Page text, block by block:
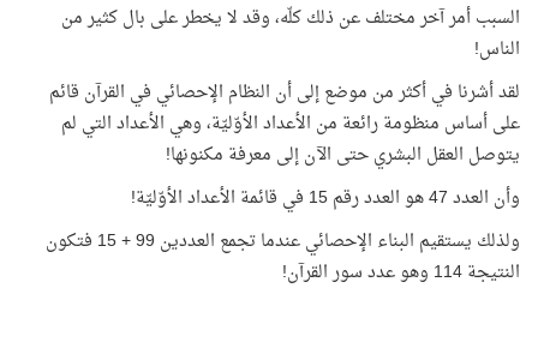
السبب أمر آخر مختلف عن ذلك كلّه، وقد لا يخطر على بال كثير من
الناس!
لقد أشرنا في أكثر من موضع إلى أن النظام الإحصائي في القرآن قائم
على أساس منظومة رائعة من الأعداد الأوّليّة، وهي الأعداد التي لم
يتوصل العقل البشري حتى الآن إلى معرفة مكنونها!
وأن العدد 47 هو العدد رقم 15 في قائمة الأعداد الأوّليّة!
ولذلك يستقيم البناء الإحصائي عندما تجمع العددين 99 + 15 فتكون
النتيجة 114 وهو عدد سور القرآن!